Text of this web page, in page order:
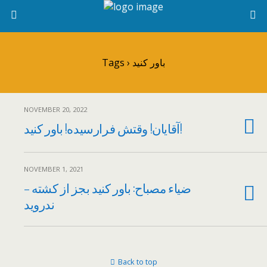
Tags › باور کنید
NOVEMBER 20, 2022
آقایان! وقتش فرارسیده! باور کنید!
NOVEMBER 1, 2021
ضیاء مصباح: باور کنید بجز از کشته –
ندروید
Back to top